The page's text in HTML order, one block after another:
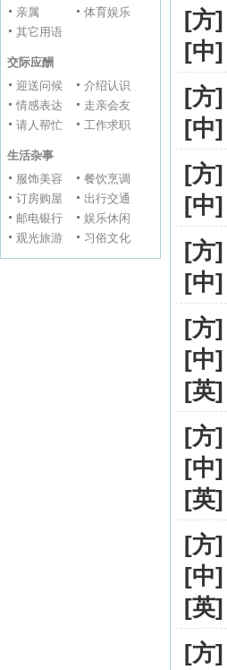
亲属
体育娱乐
其它用语
交际应酬
迎送问候
介绍认识
情感表达
走亲会友
请人帮忙
工作求职
生活杂事
服饰美容
餐饮烹调
订房购屋
出行交通
邮电银行
娱乐休闲
观光旅游
习俗文化
[方]
[中]
[方]
[中]
[方]
[中]
[方]
[中]
[方]
[中]
[英]
[方]
[中]
[英]
[方]
[中]
[英]
[方]